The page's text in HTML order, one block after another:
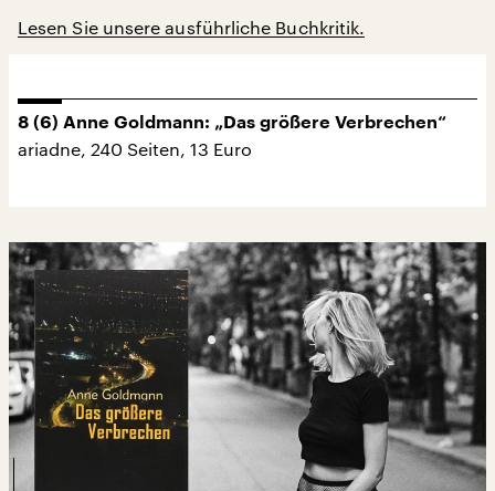
Lesen Sie unsere ausführliche Buchkritik.
8 (6) Anne Goldmann: „Das größere Verbrechen“
ariadne, 240 Seiten, 13 Euro